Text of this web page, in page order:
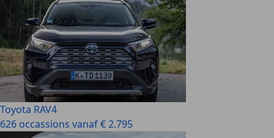
Toyota RAV4
626 occassions vanaf € 2.795